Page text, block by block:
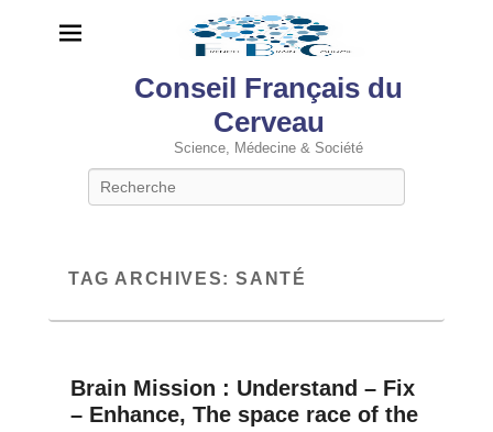
Conseil Français du
Cerveau
Science, Médecine & Société
TAG ARCHIVES:SANTÉ
Brain Mission : Understand – Fix
– Enhance, The space race of the